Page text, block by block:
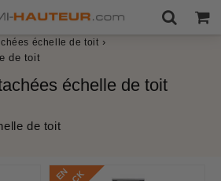
échelle de toit ›
de toit
échelle de toit
de toit
E
N
S
T
O
C